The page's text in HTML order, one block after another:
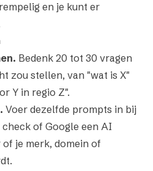
en je kunt er
Bedenk 20 tot 30 vragen
zou stellen, van "wat is X"
Y in regio Z".
Voer dezelfde prompts in bij
of Google een AI
je merk, domein of